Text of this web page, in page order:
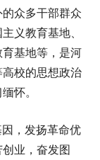
众多干部群众
义教育基地、
基地等，是河
校的思想政治
怀。
，发扬革命优
业，奋发图